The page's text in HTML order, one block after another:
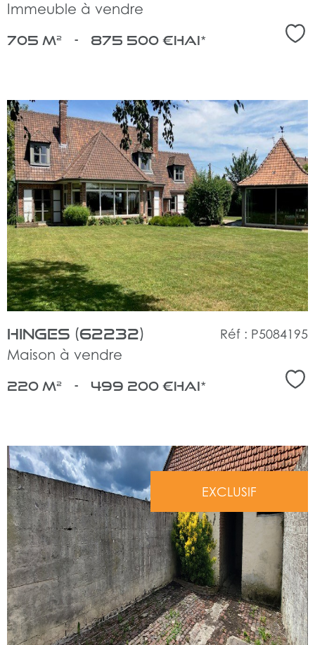
Immeuble à vendre
705 m² - 875 500 €HAI*
voir
le
bien
Hinges (62232)
Maison à vendre
Réf : P5084195
220 m² - 499 200 €HAI*
EXCLUSIF
voir
le
bien